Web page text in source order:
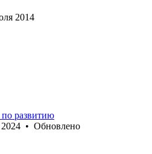
2014
развитию
• Обновлено